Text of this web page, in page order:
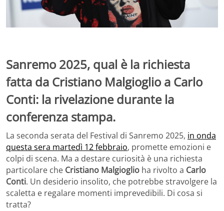
Sanremo 2025, qual è la richiesta
fatta da Cristiano Malgioglio a Carlo
Conti: la rivelazione durante la
conferenza stampa.
La seconda serata del Festival di Sanremo 2025, in onda
questa sera martedì 12 febbraio, promette emozioni e
colpi di scena. Ma a destare curiosità è una richiesta
particolare che Cristiano Malgioglio ha rivolto a Carlo
Conti. Un desiderio insolito, che potrebbe stravolgere la
scaletta e regalare momenti imprevedibili. Di cosa si
tratta?